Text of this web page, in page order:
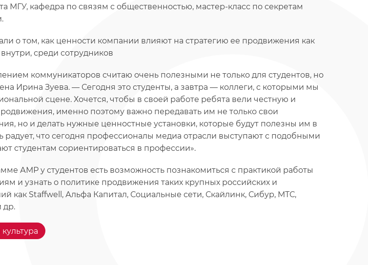
МГУ, кафедра по связям с общественностью, мастер-класс по секретам
о том, как ценности компании влияют на стратегию ее продвижения как
среди сотрудников
коммуникаторов считаю очень полезными не только для студентов, но
Ирина Зуева. — Сегодня это студенты, а завтра — коллеги, с которыми мы
сцене. Хочется, чтобы в своей работе ребята вели честную и
именно поэтому важно передавать им не только свои
но и делать нужные ценностные установки, которые будут полезны им в
радует, что сегодня профессионалы медиа отрасли выступают с подобными
студентам сориентироваться в профессии».
АМР у студентов есть возможность познакомиться с практикой работы
и узнать о политике продвижения таких крупных российских и
как Staffwell, Альфа Капитал, Социальные сети, Скайлинк, Сибур, МТС,
др.